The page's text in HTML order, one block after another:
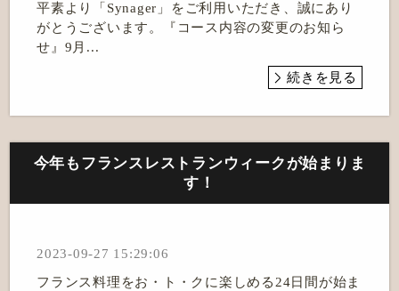
平素より「Synager」をご利用いただき、誠にあり
がとうございます。『コース内容の変更のお知ら
せ』9月...
続きを見る
今年もフランスレストランウィークが始まりま
す！
2023-09-27 15:29:06
フランス料理をお・ト・クに楽しめる24日間が始ま